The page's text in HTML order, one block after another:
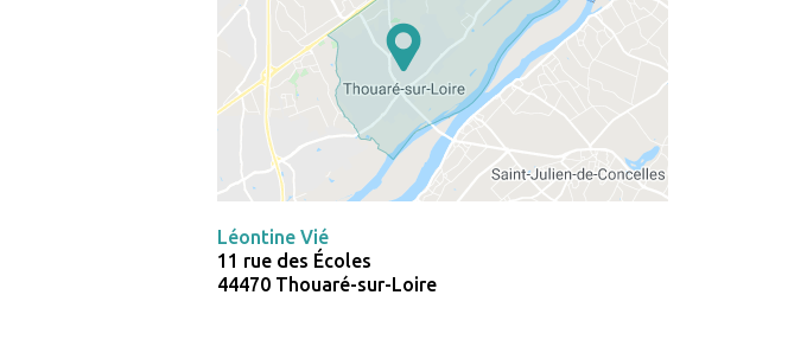
Léontine Vié
11 rue des Écoles
44470 Thouaré-sur-Loire